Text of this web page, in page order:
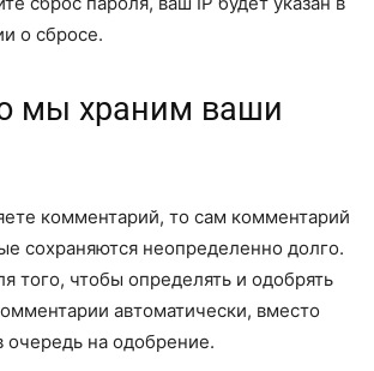
о сбросе.
мы храним ваши
комментарий, то сам комментарий
сохраняются неопределенно долго.
того, чтобы определять и одобрять
автоматически, вместо
на одобрение.